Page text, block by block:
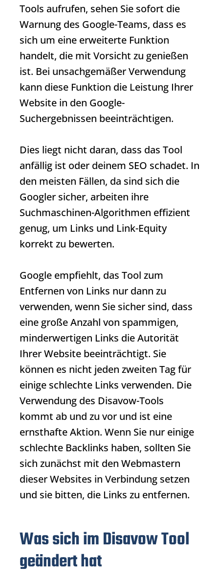
Tools aufrufen, sehen Sie sofort die
Warnung des Google-Teams, dass es
sich um eine erweiterte Funktion
handelt, die mit Vorsicht zu genießen
ist. Bei unsachgemäßer Verwendung
kann diese Funktion die Leistung Ihrer
Website in den Google-
Suchergebnissen beeinträchtigen.
Dies liegt nicht daran, dass das Tool
anfällig ist oder deinem SEO schadet. In
den meisten Fällen, da sind sich die
Googler sicher, arbeiten ihre
Suchmaschinen-Algorithmen effizient
genug, um Links und Link-Equity
korrekt zu bewerten.
Google empfiehlt, das Tool zum
Entfernen von Links nur dann zu
verwenden, wenn Sie sicher sind, dass
eine große Anzahl von spammigen,
minderwertigen Links die Autorität
Ihrer Website beeinträchtigt. Sie
können es nicht jeden zweiten Tag für
einige schlechte Links verwenden. Die
Verwendung des Disavow-Tools
kommt ab und zu vor und ist eine
ernsthafte Aktion. Wenn Sie nur einige
schlechte Backlinks haben, sollten Sie
sich zunächst mit den Webmastern
dieser Websites in Verbindung setzen
und sie bitten, die Links zu entfernen.
Was sich im Disavow Tool
geändert hat